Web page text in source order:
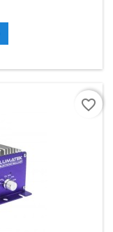
favorite_border